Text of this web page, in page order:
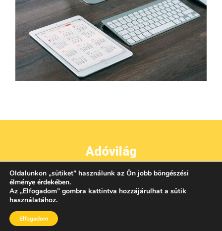
Adóvilág
IMPRESSZUM● ADATVÉDELEM ● ÁSZF●KAPCSOLAT
AZ OLDALON TALÁLHATÓ TARTALMAK UTÁNKÖZLÉSE CSAK A KIADÓ ENGEDÉLYÉVEL
Oldalunkon „sütiket” használunk az Ön jobb böngészési
élménye érdekében.
Az „Elfogadom” gombra kattintva hozzájárulhat a sütik
használatához.
Elfogadom